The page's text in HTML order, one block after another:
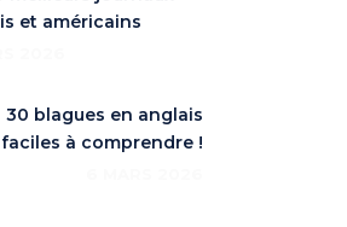
et américains
30 blagues en anglais
faciles à comprendre !